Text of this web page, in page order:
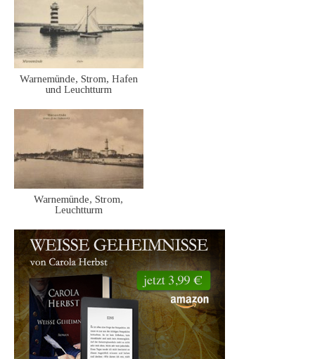
Warnemünde, Strom, Hafen
und Leuchtturm
Warnemünde, Strom,
Leuchtturm